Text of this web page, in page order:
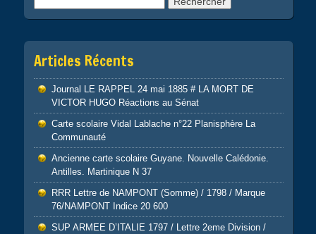
Articles Récents
Journal LE RAPPEL 24 mai 1885 # LA MORT DE
VICTOR HUGO Réactions au Sénat
Carte scolaire Vidal Lablache n°22 Planisphère La
Communauté
Ancienne carte scolaire Guyane. Nouvelle Calédonie.
Antilles. Martinique N 37
RRR Lettre de NAMPONT (Somme) / 1798 / Marque
76/NAMPONT Indice 20 600
SUP ARMEE D’ITALIE 1797 / Lettre 2eme Division /